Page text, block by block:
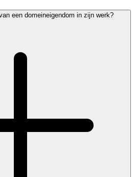
een domeineigendom in zijn werk?